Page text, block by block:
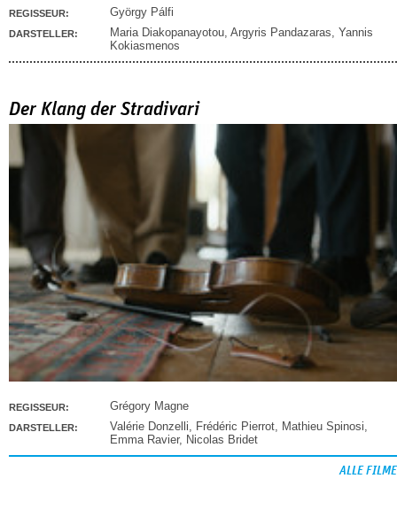
REGISSEUR: György Pálfi
DARSTELLER: Maria Diakopanayotou, Argyris Pandazaras, Yannis
Kokiasmenos
Der Klang der Stradivari
REGISSEUR: Grégory Magne
DARSTELLER: Valérie Donzelli, Frédéric Pierrot, Mathieu Spinosi,
Emma Ravier, Nicolas Bridet
ALLE FILME